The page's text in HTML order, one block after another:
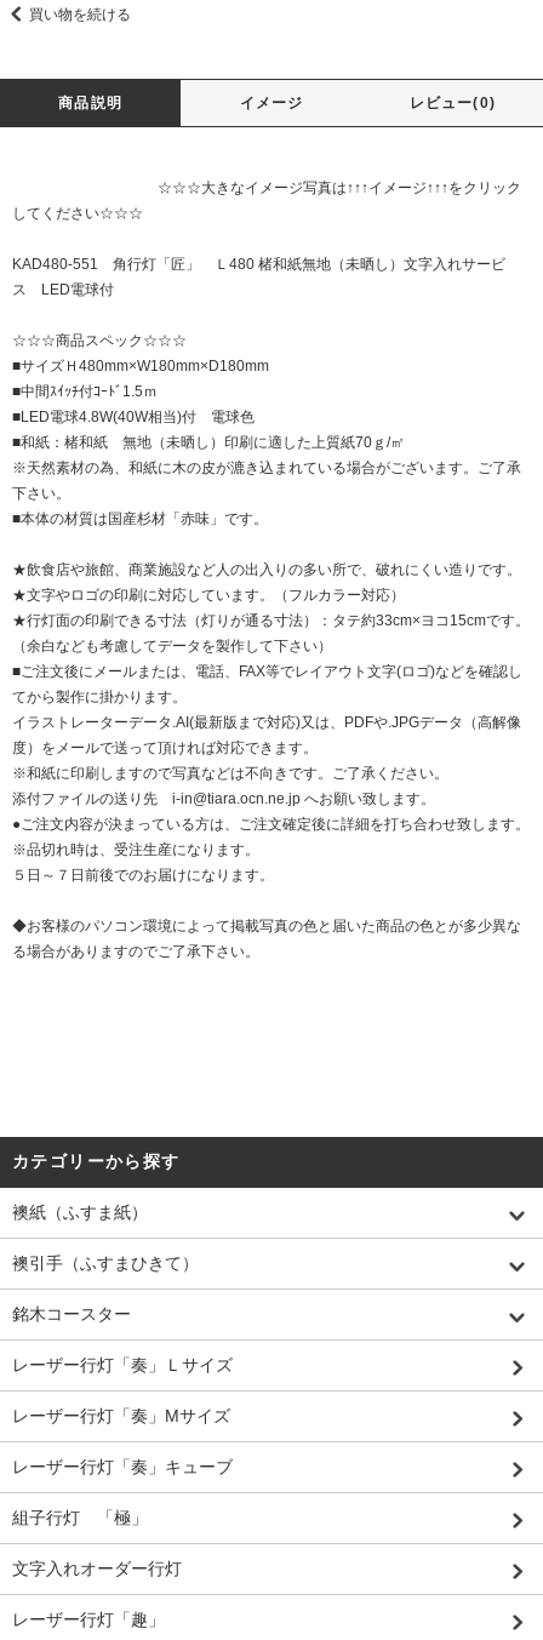
買い物を続ける
商品説明 イメージ レビュー(0)
☆☆☆大きなイメージ写真は↑↑↑イメージ↑↑↑をクリック
してください☆☆☆
KAD480-551 角行灯「匠」 Ｌ480 楮和紙無地（未晒し）文字入れサービ
ス LED電球付
☆☆☆商品スペック☆☆☆
■サイズＨ480mm×W180mm×D180mm
■中間ｽｲｯﾁ付ｺｰﾄﾞ1.5ｍ
■LED電球4.8W(40W相当)付 電球色
■和紙：楮和紙 無地（未晒し）印刷に適した上質紙70ｇ/㎡
※天然素材の為、和紙に木の皮が漉き込まれている場合がございます。ご了承
下さい。
■本体の材質は国産杉材「赤味」です。
★飲食店や旅館、商業施設など人の出入りの多い所で、破れにくい造りです。
★文字やロゴの印刷に対応しています。（フルカラー対応）
★行灯面の印刷できる寸法（灯りが通る寸法）：タテ約33cm×ヨコ15cmです。
（余白なども考慮してデータを製作して下さい）
■ご注文後にメールまたは、電話、FAX等でレイアウト文字(ロゴ)などを確認し
てから製作に掛かります。
イラストレーターデータ.AI(最新版まで対応)又は、PDFや.JPGデータ（高解像
度）をメールで送って頂ければ対応できます。
※和紙に印刷しますので写真などは不向きです。ご了承ください。
添付ファイルの送り先 i-in@tiara.ocn.ne.jp へお願い致します。
●ご注文内容が決まっている方は、ご注文確定後に詳細を打ち合わせ致します。
※品切れ時は、受注生産になります。
５日～７日前後でのお届けになります。
◆お客様のパソコン環境によって掲載写真の色と届いた商品の色とが多少異な
る場合がありますのでご了承下さい。
カテゴリーから探す
襖紙（ふすま紙）
襖引手（ふすまひきて）
銘木コースター
レーザー行灯「奏」Ｌサイズ
レーザー行灯「奏」Mサイズ
レーザー行灯「奏」キューブ
組子行灯 「極」
文字入れオーダー行灯
レーザー行灯「趣」